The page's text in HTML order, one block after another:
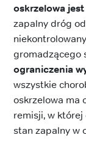
oskrzelowa
zapalny dróg
gromadzącego
ograniczenia
wszystkie
oskrzelowa ma
remisji, w której
stan zapalny w